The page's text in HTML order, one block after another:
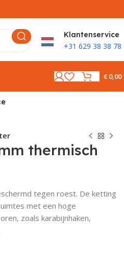
Klantenservice
+31 629 38 38 78
€0,00
thermisch
tegen roest. De ketting
met een hoge
zoals karabijnhaken,